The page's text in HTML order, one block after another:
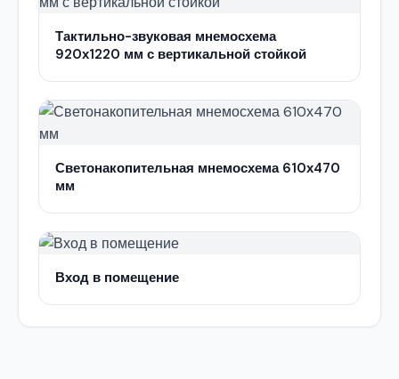
Тактильно-звуковая мнемосхема
920х1220 мм с вертикальной стойкой
Светонакопительная мнемосхема 610х470
мм
Вход в помещение